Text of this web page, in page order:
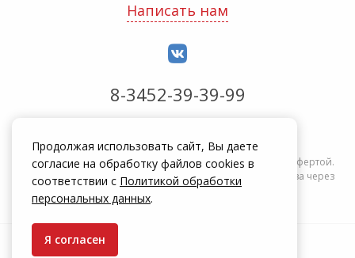
Написать нам
8-3452-39-39-99
Информация на сайте zakrepi.ru не является публичной офертой.
Указанные цены действуют только при оформлении заказа через
интернет-магазин zakrepi.ru.
Продолжая использовать сайт, Вы даете
согласие на обработку файлов cookies в
соответствии с Политикой обработки
персональных данных.
Я согласен